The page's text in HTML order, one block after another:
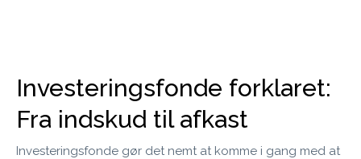
Investeringsfonde forklaret:
Fra indskud til afkast
Investeringsfonde gør det nemt at komme i gang med at